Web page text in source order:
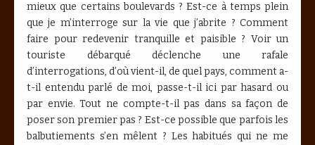
mieux que certains boulevards ? Est-ce à temps plein
que je m’interroge sur la vie que j’abrite ? Comment
faire pour redevenir tranquille et paisible ? Voir un
touriste débarqué déclenche une rafale
d’interrogations, d’où vient-il, de quel pays, comment a-
t-il entendu parlé de moi, passe-t-il ici par hasard ou
par envie. Tout ne compte-t-il pas dans sa façon de
poser son premier pas ? Est-ce possible que parfois les
balbutiements s’en mêlent ? Les habitués qui ne me